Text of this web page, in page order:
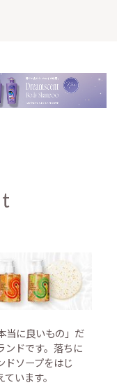
当に良いもの」だ
ンドです。落ちに
ドソープをはじ
います。